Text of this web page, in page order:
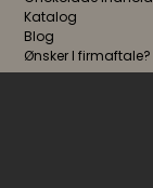
Katalog
Blog
Ønsker I firmaftale?